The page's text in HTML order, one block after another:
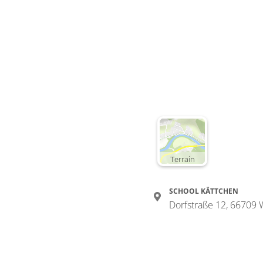
Terrain
SCHOOL KÄTTCHEN
Dorfstraße 12, 66709